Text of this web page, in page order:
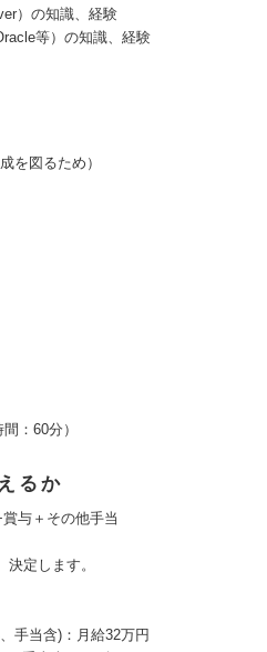
）の知識、経験
等）の知識、経験
を図るため）
：60分）
るか
与＋その他手当
定します。
手当含)：月給32万円